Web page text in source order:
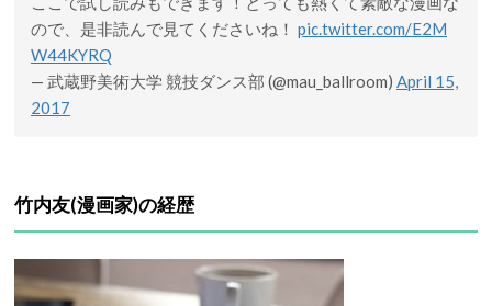
ので、是非読んで見てくださいね！ pic.twitter.com/E2M
W44KYRQ
— 武蔵野美術大学 競技ダンス部 (@mau_ballroom) April 15,
2017
竹内友(漫画家)の経歴